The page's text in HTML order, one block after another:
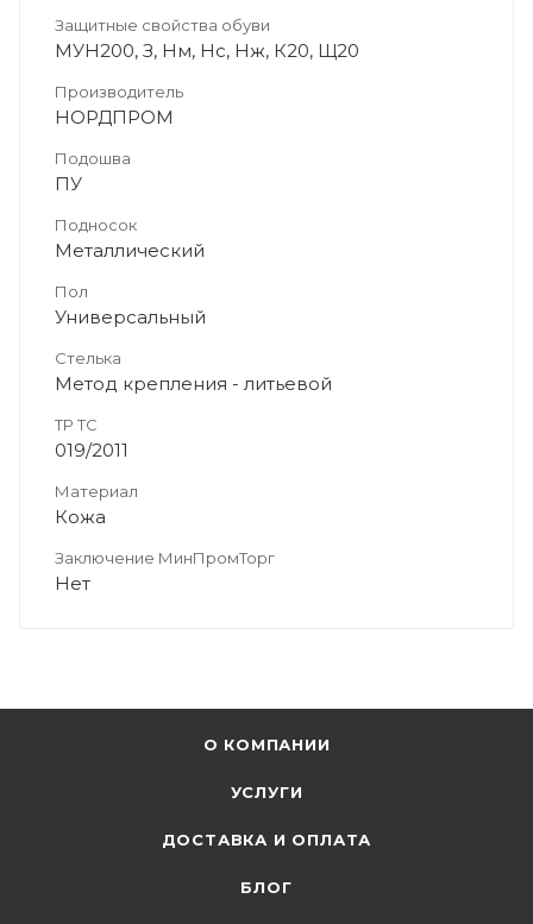
Защитные свойства обуви
МУН200, З, Нм, Нс, Нж, К20, Щ20
Производитель
НОРДПРОМ
Подошва
ПУ
Подносок
Металлический
Пол
Универсальный
Стелька
Метод крепления - литьевой
ТР ТС
019/2011
Материал
Кожа
Заключение МинПромТорг
Нет
О КОМПАНИИ
УСЛУГИ
ДОСТАВКА И ОПЛАТА
БЛОГ